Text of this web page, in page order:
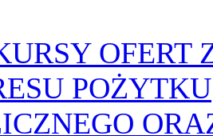
OFERT
POŻYTKU